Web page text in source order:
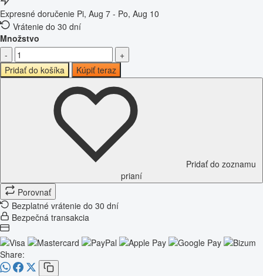
Expresné doručenie Pi, Aug 7 - Po, Aug 10
Vrátenie do 30 dní
Množstvo
-
+
Pridať do košíka
Kúpiť teraz
Pridať do zoznamu
prianí
Porovnať
Bezplatné vrátenie do 30 dní
Bezpečná transakcia
Share: